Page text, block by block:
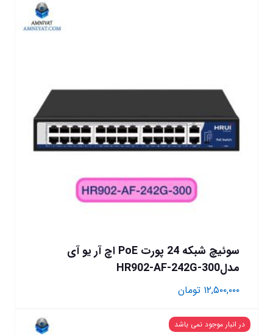
سوئیچ شبکه 24 پورت PoE اچ آر یو آی
مدلHR902-AF-242G-300
۱۲,۵۰۰,۰۰۰ تومان
در انبار موجود نمی باشد